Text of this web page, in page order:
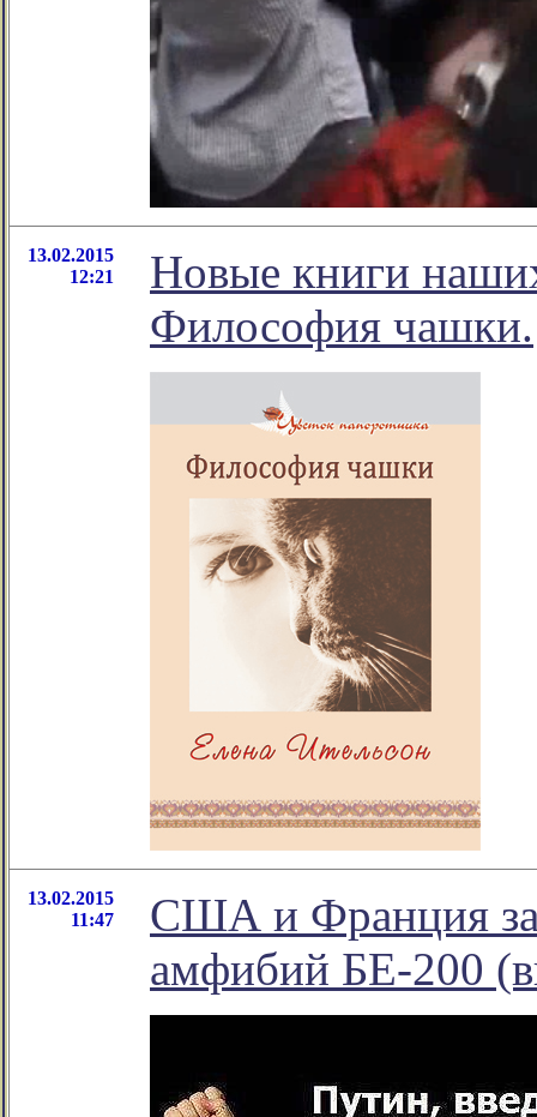
13.02.2015
12:21
Новые книги
Философия чашки.
13.02.2015
11:47
США и Франция
амфибий БЕ-200